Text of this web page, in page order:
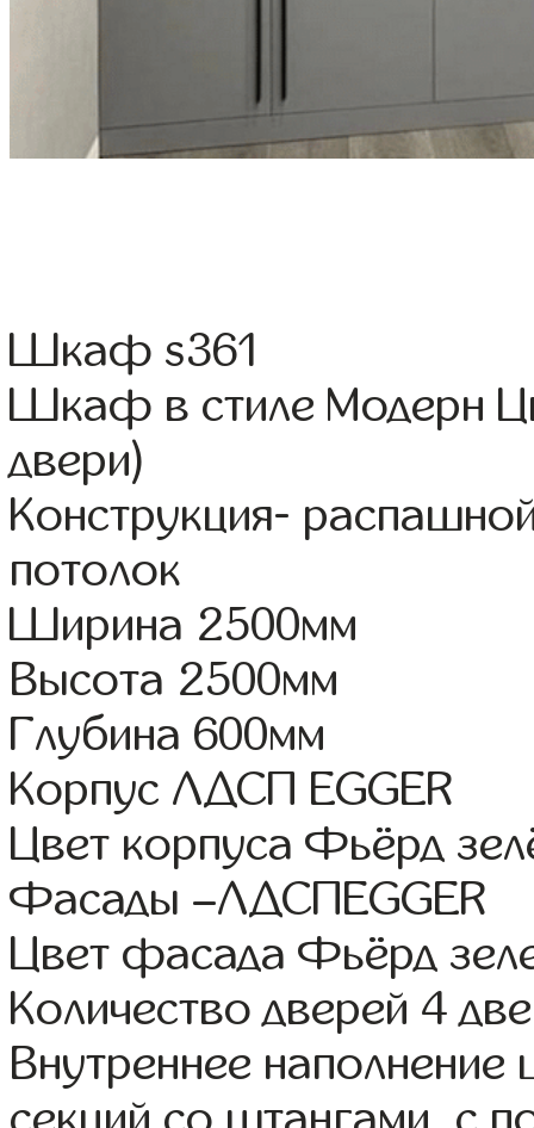
Шкаф s361
Шкаф в стиле Модерн
двери)
Конструкция-
потолок
Ширина 2500мм
Высота 2500мм
Глубина 600мм
Корпус ЛДСП EGGER
Цвет корпуса Фьёрд
Фасады –ЛДСПEGGER
Цвет фасада Фьёрд
Количество дверей 4
Внутреннее